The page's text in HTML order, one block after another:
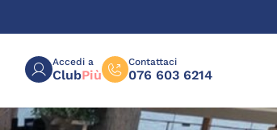
Accedi a
ClubPiù
Contattaci
076 603 6214